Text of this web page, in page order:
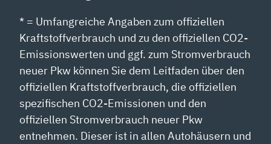
* = Umfangreiche Angaben zum offiziellen
Kraftstoffverbrauch und zu den offiziellen CO2-
Emissionswerten und ggf. zum Stromverbrauch
neuer Pkw können Sie dem Leitfaden über den
offiziellen Kraftstoffverbrauch, die offiziellen
spezifischen CO2-Emissionen und den
offiziellen Stromverbrauch neuer Pkw
entnehmen. Dieser ist in allen Autohäusern und